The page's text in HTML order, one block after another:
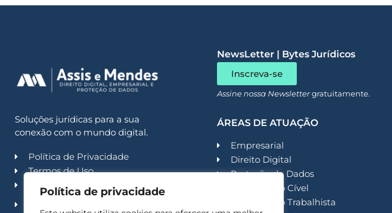
Política de privacidade
Soluções jurídicas para a sua
conexão com o mundo digital.
Política de Privacidade
Termos de Uso
Código de Conduta
Política de Segurança da
Informação
NewsLetter | Bytes Jurídicos
Inscreva-se
Assine nossa Newslettergratuitamente.
ÁREAS DE ATUAÇÃO
Empresarial
Direito Digital
Proteção de Dados
Contencioso Cível
Contencioso Trabalhista